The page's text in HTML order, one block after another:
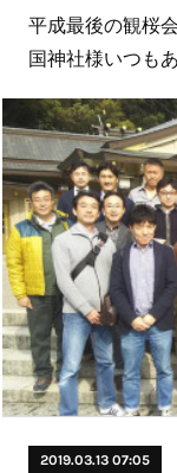
平成最後の観桜
国神社様いつも
2019.03.13 07:05